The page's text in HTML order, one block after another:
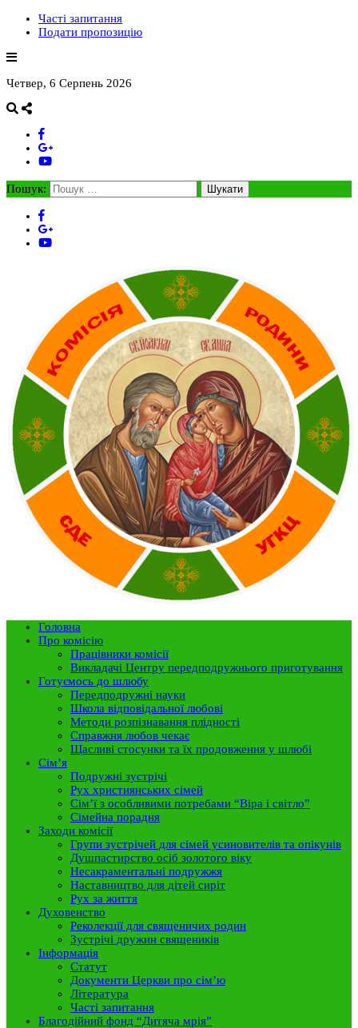
Часті запитання
Подати пропозицію
Четвер, 6 Серпень 2026
Пошук:
Головна
Про комісію
Працівники комісії
Викладачі Центру передподружнього приготування
Готуємось до шлюбу
Передподружні науки
Школа відповідальної любові
Методи розпізнавання плідності
Справжня любов чекає
Щасливі стосунки та їх продовження у шлюбі
Сім’я
Подружні зустрічі
Рух християнських сімей
Сім’ї з особливими потребами “Віра і світло”
Сімейна порадня
Заходи комісії
Групи зустрічей для сімей усиновителів та опікунів
Душпастирство осіб золотого віку
Несакраментальні подружжя
Наставництво для дітей сиріт
Рух за життя
Духовенство
Реколекції для священичих родин
Зустрічі дружин священиків
Інформація
Статут
Документи Церкви про сім’ю
Література
Часті запитання
Благодійний фонд “Дитяча мрія”